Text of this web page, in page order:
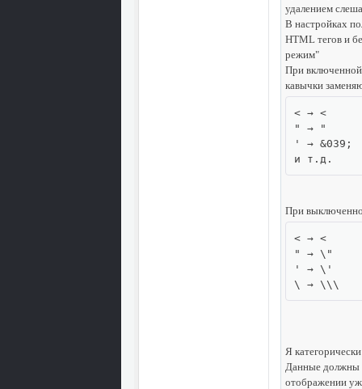
удалением
В настройках
HTML тегов и
режим"
При включенной
кавычки
< → <
" → "
' → &039;
и т.д.
При
< → <
" → \"
' → \'
\ → \\\
Я
Данные должны
отображении